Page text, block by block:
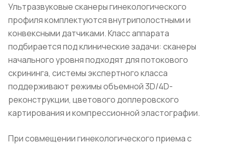
Ультразвуковые сканеры гинекологического
профиля комплектуются внутриполостными и
конвексными датчиками. Класс аппарата
подбирается под клинические задачи: сканеры
начального уровня подходят для потокового
скрининга, системы экспертного класса
поддерживают режимы объемной 3D/4D-
реконструкции, цветового доплеровского
картирования и компрессионной эластографии.
При совмещении гинекологического приема с